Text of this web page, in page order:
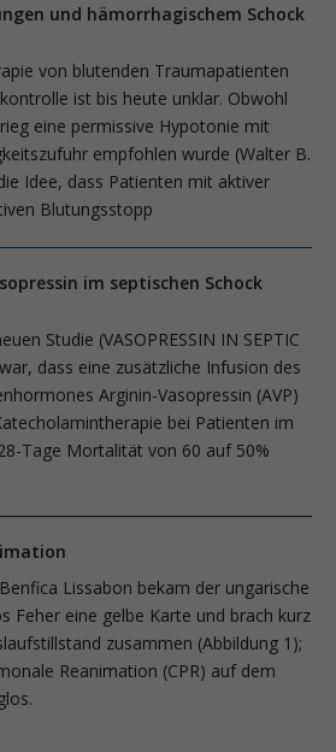
und hämorrhagischem Schock
von blutenden Traumapatienten
ist bis heute unklar. Obwohl
eine permissive Hypotonie mit
empfohlen wurde (Walter B.
Idee, dass Patienten mit aktiver
Blutungsstopp
im septischen Schock
Studie (VASOPRESSIN IN SEPTIC
war, dass eine zusätzliche Infusion des
Arginin-Vasopressin (AVP)
bei Patienten im
Tage Mortalität von 60 auf 50%
Lissabon bekam der ungarische
Feher eine gelbe Karte und brach kurz
zusammen (Abbildung 1);
Reanimation (CPR) auf dem